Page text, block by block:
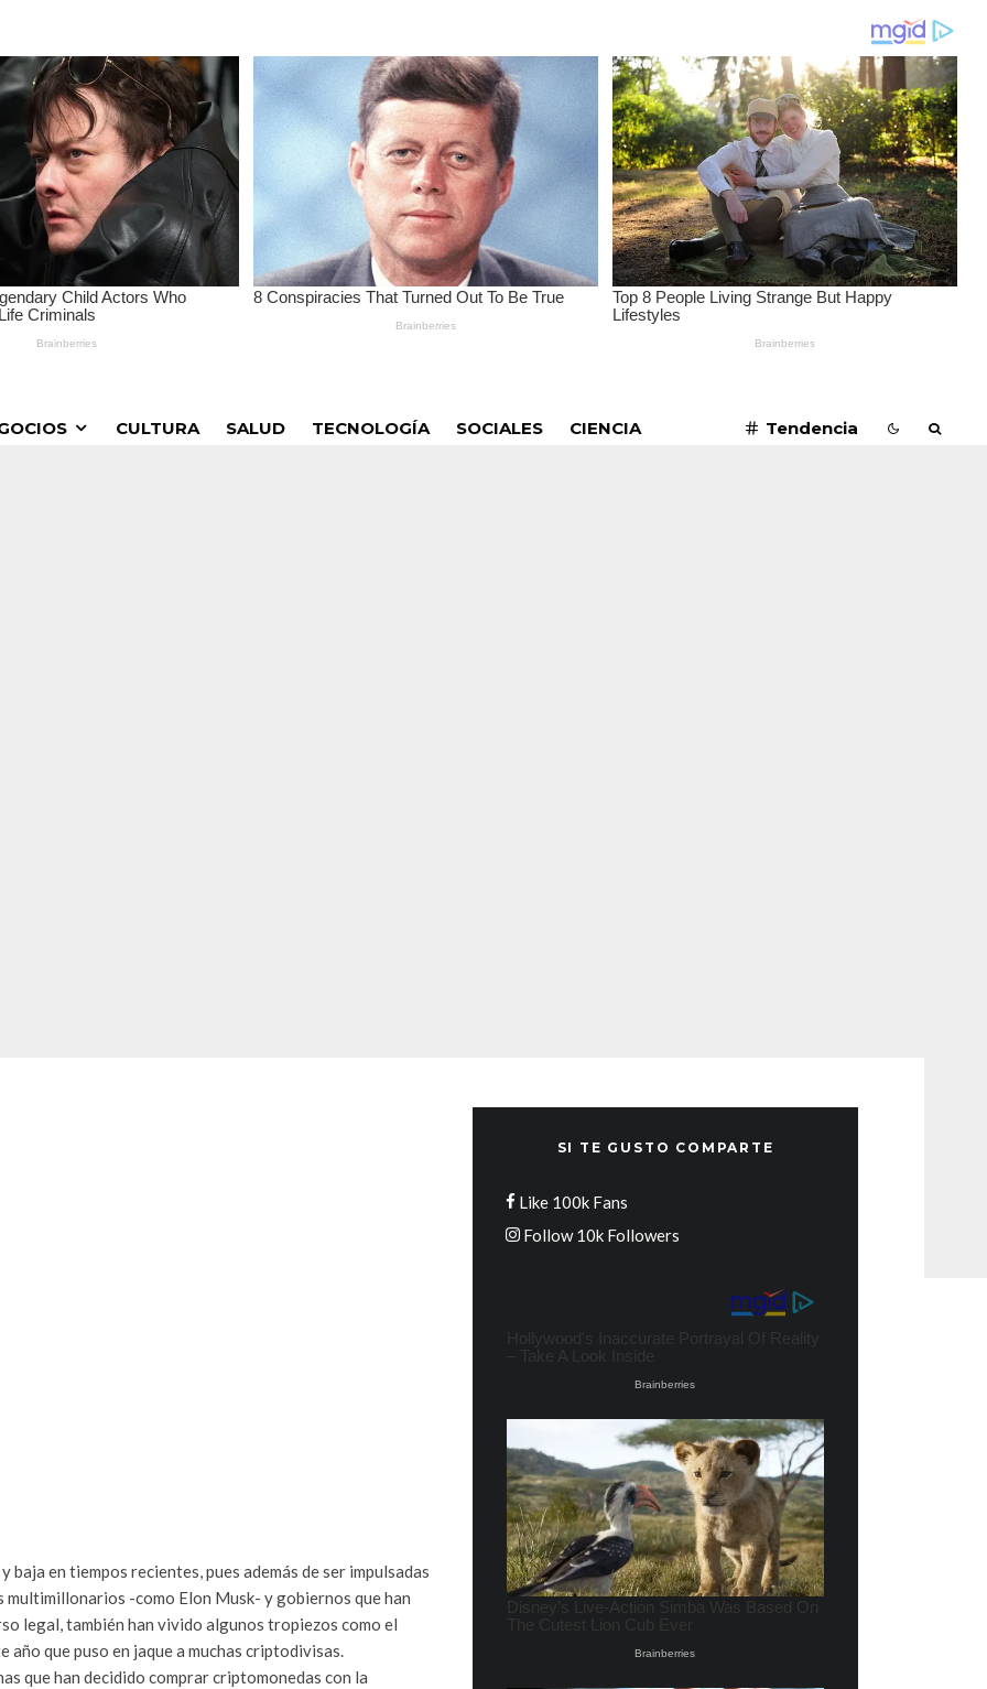
CULTURA SALUD TECNOLOGÍA SOCIALES CIENCIA Tendencia
en tiempos recientes, pues además de ser impulsadas
-como Elon Musk- y gobiernos que han
legal, también han vivido algunos tropiezos como el
que puso en jaque a muchas criptodivisas.
que han decidido comprar criptomonedas con la
SI TE GUSTO COMPARTE
Like 100k Fans
Follow10k Followers